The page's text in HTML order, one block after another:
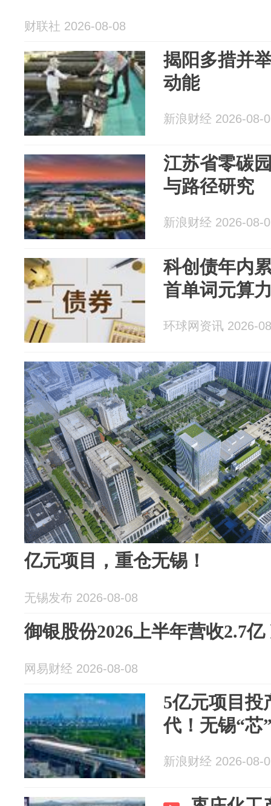
财联社 2026-08-08
揭阳多措并
动能
新浪财经 2026-08-
江苏省零碳
与路径研究
新浪财经 2026-08-
科创债年内
首单词元算
环球网资讯 2026-
亿元项目，重仓无锡！
无锡发布 2026-08-08
御银股份2026上半年营收2.7
网易财经 2026-08-08
5亿元项目投
代！无锡“芯
新浪财经 2026-08-